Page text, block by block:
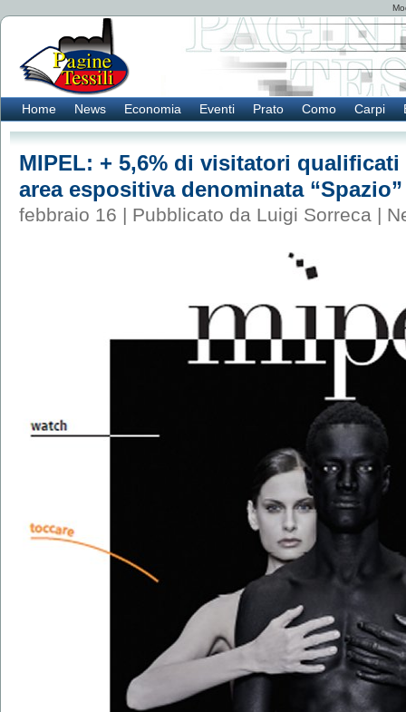
Home News Economia Eventi Prato Como Carpi
MIPEL: + 5,6% di visitatori
area espositiva denominata “Spazio”
febbraio 16 | Pubblicato da Luigi Sorreca |